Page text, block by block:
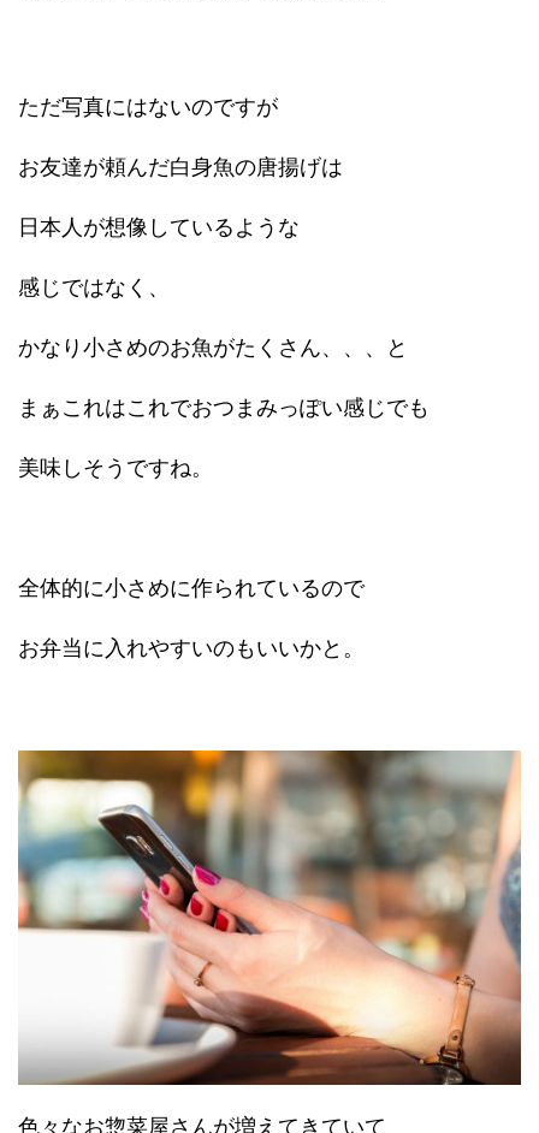
ただ写真にはないのですが
お友達が頼んだ白身魚の唐揚げは
日本人が想像しているような
感じではなく、
かなり小さめのお魚がたくさん、、、と
まぁこれはこれでおつまみっぽい感じでも
美味しそうですね。
全体的に小さめに作られているので
お弁当に入れやすいのもいいかと。
色々なお惣菜屋さんが増えてきていて